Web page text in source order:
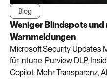
Blog
Weniger Blindspots und
Warnmeldungen
Microsoft Security Updates
für Intune, Purview DLP,
Copilot. Mehr Transparenz,